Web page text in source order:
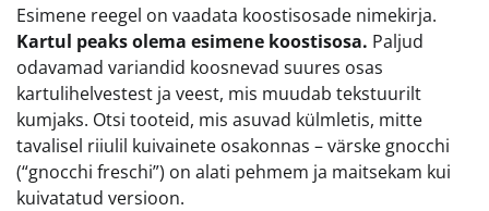
Esimene reegel on vaadata koostisosade nimekirja.
Kartul peaks olema esimene koostisosa. Paljud
odavamad variandid koosnevad suures osas
kartulihelvestest ja veest, mis muudab tekstuurilt
kumjaks. Otsi tooteid, mis asuvad külmletis, mitte
tavalisel riiulil kuivainete osakonnas – värske gnocchi
(“gnocchi freschi”) on alati pehmem ja maitsekam kui
kuivatatud versioon.